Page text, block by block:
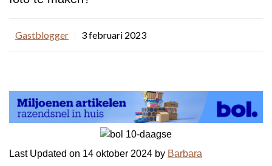
Gastblogger 3 februari 2023
Last Updated on 14 oktober 2024 by Barbara